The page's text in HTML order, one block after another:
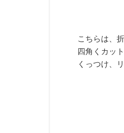
こちらは、
四角くカッ
くっつけ、